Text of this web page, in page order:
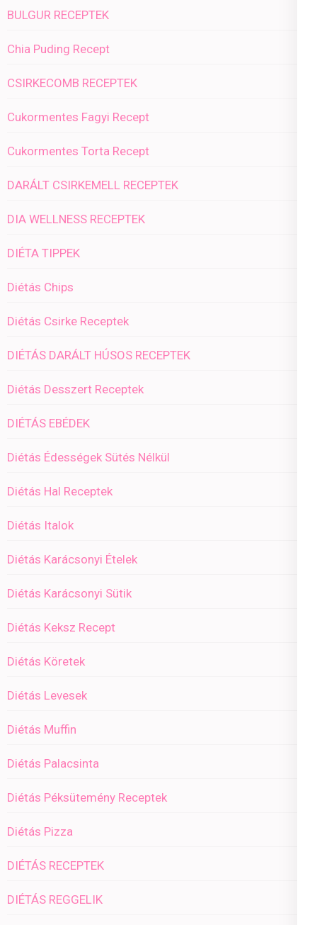
BULGUR RECEPTEK
Chia Puding Recept
CSIRKECOMB RECEPTEK
Cukormentes Fagyi Recept
Cukormentes Torta Recept
DARÁLT CSIRKEMELL RECEPTEK
DIA WELLNESS RECEPTEK
DIÉTA TIPPEK
Diétás Chips
Diétás Csirke Receptek
DIÉTÁS DARÁLT HÚSOS RECEPTEK
Diétás Desszert Receptek
DIÉTÁS EBÉDEK
Diétás Édességek Sütés Nélkül
Diétás Hal Receptek
Diétás Italok
Diétás Karácsonyi Ételek
Diétás Karácsonyi Sütik
Diétás Keksz Recept
Diétás Köretek
Diétás Levesek
Diétás Muffin
Diétás Palacsinta
Diétás Péksütemény Receptek
Diétás Pizza
DIÉTÁS RECEPTEK
DIÉTÁS REGGELIK